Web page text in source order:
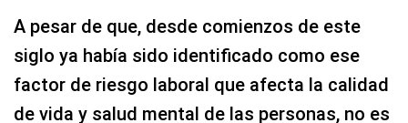
A pesar de que, desde comienzos de este
siglo ya había sido identificado como ese
factor de riesgo laboral que afecta la calidad
de vida y salud mental de las personas, no es